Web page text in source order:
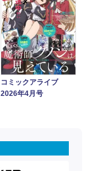
コミックアライブ
2026年4月号